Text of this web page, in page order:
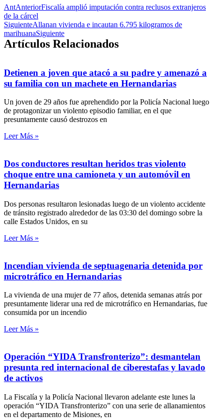
AntAnteriorFiscalía amplió imputación contra reclusos extranjeros
de la cárcel
SiguienteAllanan vivienda e incautan 6.795 kilogramos de
marihuanaSiguiente
Artículos Relacionados
Detienen a joven que atacó a su padre y amenazó a
su familia con un machete en Hernandarias
Un joven de 29 años fue aprehendido por la Policía Nacional luego
de protagonizar un violento episodio familiar, en el que
presuntamente causó destrozos en
Leer Más »
Dos conductores resultan heridos tras violento
choque entre una camioneta y un automóvil en
Hernandarias
Dos personas resultaron lesionadas luego de un violento accidente
de tránsito registrado alrededor de las 03:30 del domingo sobre la
calle Estados Unidos, en su
Leer Más »
Incendian vivienda de septuagenaria detenida por
microtráfico en Hernandarias
La vivienda de una mujer de 77 años, detenida semanas atrás por
presuntamente liderar una red de microtráfico en Hernandarias, fue
consumida por un incendio
Leer Más »
Operación “YIDA Transfronterizo”: desmantelan
presunta red internacional de ciberestafas y lavado
de activos
La Fiscalía y la Policía Nacional llevaron adelante este lunes la
operación “YIDA Transfronterizo” con una serie de allanamientos
en el departamento de Misiones, en